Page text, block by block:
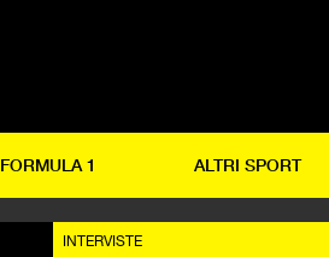
FORMULA 1 ALTRI SPORT
INTERVISTE